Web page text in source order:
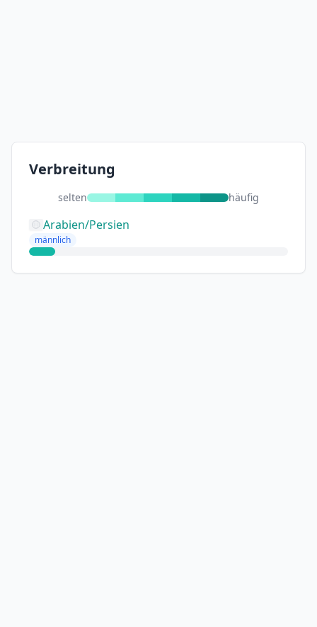
Verbreitung
selten häufig
Arabien/Persien
männlich